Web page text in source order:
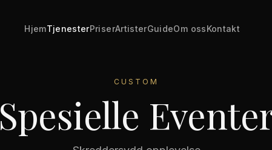
HjemTjenesterPriserArtisterGuideOm ossKontakt
CUSTOM
Spesielle